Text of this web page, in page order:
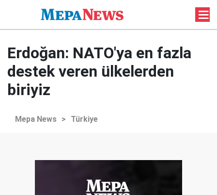
Erdoğan: NATO'ya en fazla
destek veren ülkelerden
biriyiz
Mepa News > Türkiye